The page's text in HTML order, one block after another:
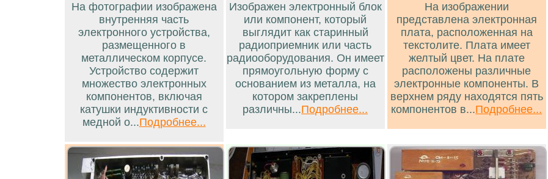
На фотографии изображена
внутренняя часть
электронного устройства,
размещенного в
металлическом корпусе.
Устройство содержит
множество электронных
компонентов, включая
катушки индуктивности с
медной о...Подробнее...
Изображен электронный блок
или компонент, который
выглядит как старинный
радиоприемник или часть
радиооборудования. Он имеет
прямоугольную форму с
основанием из металла, на
котором закреплены
различны...Подробнее...
На изображении
представлена электронная
плата, расположенная на
текстолите. Плата имеет
желтый цвет. На плате
расположены различные
электронные компоненты. В
верхнем ряду находятся пять
компонентов в...Подробнее...